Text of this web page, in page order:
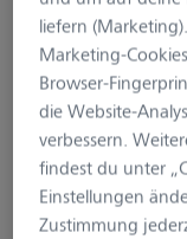
ZEISS
Pack
Produktnummer:
liefern
Marketing-
Browser-
die Website-
verbessern.
findest du unter
Einstellungen
Zustimmung